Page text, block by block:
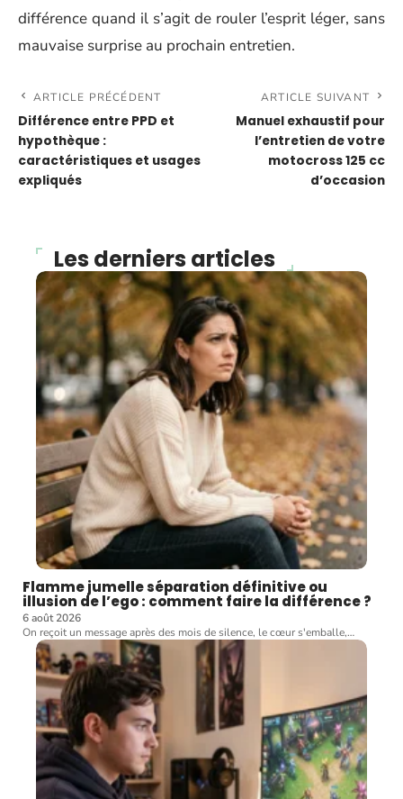
différence quand il s’agit de rouler l’esprit léger, sans
mauvaise surprise au prochain entretien.
ARTICLE PRÉCÉDENT
Différence entre PPD et
hypothèque :
caractéristiques et usages
expliqués
ARTICLE SUIVANT
Manuel exhaustif pour
l’entretien de votre
motocross 125 cc
d’occasion
Les derniers articles
Flamme jumelle séparation définitive ou
illusion de l’ego : comment faire la différence ?
6 août 2026
On reçoit un message après des mois de silence, le cœur s'emballe,…